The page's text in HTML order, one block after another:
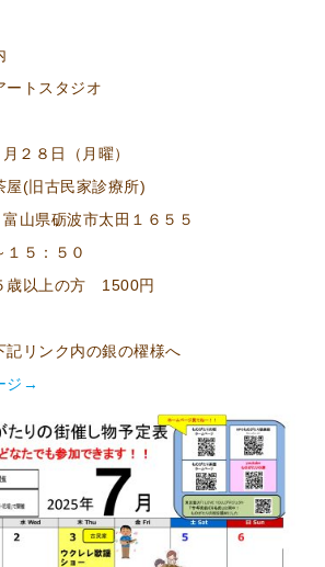
ートスタジオ
２８日（月曜）
屋(旧古民家診療所)
山県砺波市太田１６５５
５：５０
歳以上の方 1500円
記リンク内の銀の櫂様へ
ジ→